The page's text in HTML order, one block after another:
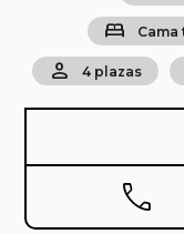
bed Cama
person 4 plazas
phone